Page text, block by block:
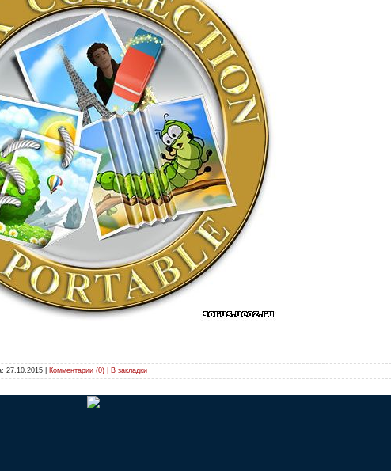
27.10.2015 Комментарии (0) | В закладки